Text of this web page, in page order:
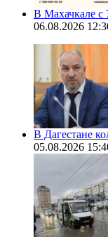
В Махачкале с
06.08.2026
В Дагестане
05.08.2026